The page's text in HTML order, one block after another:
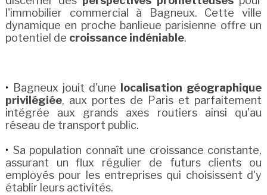
l'immobilier commercial à Bagneux. Cette ville
dynamique en proche banlieue parisienne offre un
potentiel de croissance indéniable.
Bagneux jouit d'une
localisation géographique
privilégiée, aux portes de Paris et parfaitement
intégrée aux grands axes routiers ainsi qu'au
réseau de transport public.
Sa population connaît une croissance constante,
assurant un flux régulier de futurs clients ou
employés pour les entreprises qui choisissent d'y
établir leurs activités.